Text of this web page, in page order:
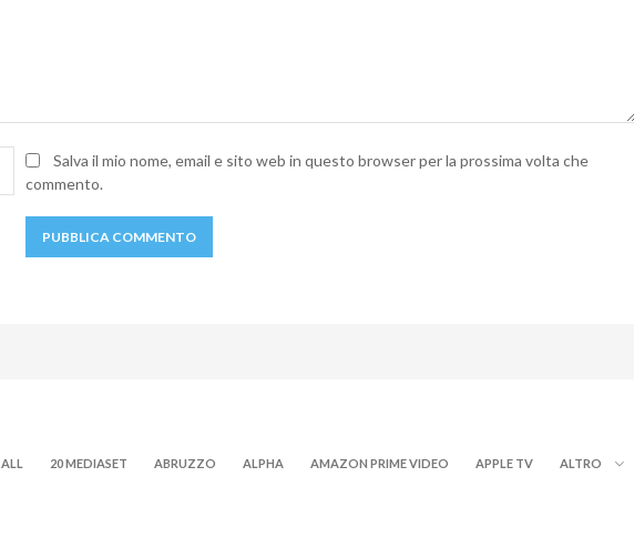
Nome:Salva il mio nome, email e sito web in questo browser per la prossima volta che
commento.
ALL 20 MEDIASET ABRUZZO ALPHA AMAZON PRIME VIDEO APPLE TV ALTRO